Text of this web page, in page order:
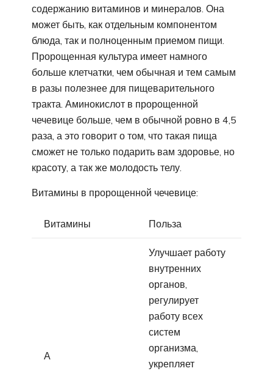
содержанию витаминов и минералов. Она
может быть, как отдельным компонентом
блюда, так и полноценным приемом пищи.
Пророщенная культура имеет намного
больше клетчатки, чем обычная и тем самым
в разы полезнее для пищеварительного
тракта. Аминокислот в пророщенной
чечевице больше, чем в обычной ровно в 4,5
раза, а это говорит о том, что такая пища
сможет не только подарить вам здоровье, но
красоту, а так же молодость телу.
Витамины в пророщенной чечевице:
Витамины Польза
А
Улучшает работу
внутренних
органов,
регулирует
работу всех
систем
организма,
укрепляет